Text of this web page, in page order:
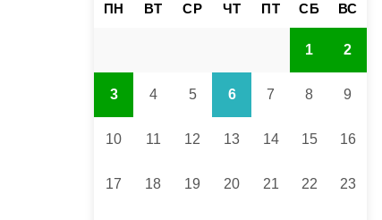
ПН ВТ СР ЧТ ПТ СБ ВС
1 2
3 4 5 6 7 8 9
10 11 12 13 14 15 16
17 18 19 20 21 22 23